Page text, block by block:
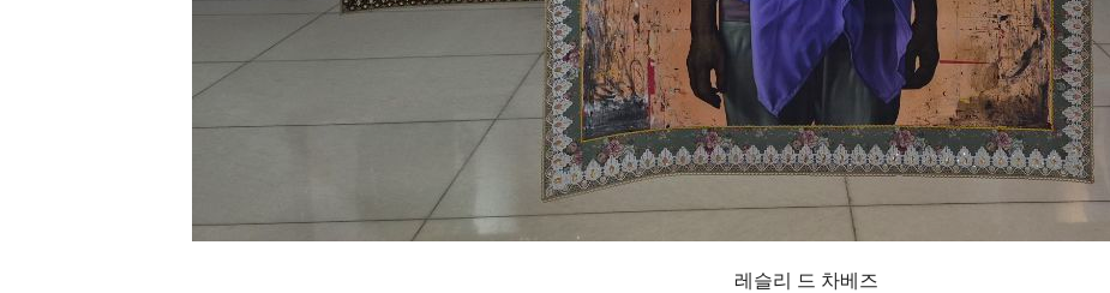
레슬리 드 차베즈